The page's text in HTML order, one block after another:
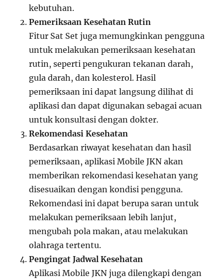
kebutuhan.
Pemeriksaan Kesehatan Rutin
Fitur Sat Set juga memungkinkan pengguna
untuk melakukan pemeriksaan kesehatan
rutin, seperti pengukuran tekanan darah,
gula darah, dan kolesterol. Hasil
pemeriksaan ini dapat langsung dilihat di
aplikasi dan dapat digunakan sebagai acuan
untuk konsultasi dengan dokter.
Rekomendasi Kesehatan
Berdasarkan riwayat kesehatan dan hasil
pemeriksaan, aplikasi Mobile JKN akan
memberikan rekomendasi kesehatan yang
disesuaikan dengan kondisi pengguna.
Rekomendasi ini dapat berupa saran untuk
melakukan pemeriksaan lebih lanjut,
mengubah pola makan, atau melakukan
olahraga tertentu.
Pengingat Jadwal Kesehatan
Aplikasi Mobile JKN juga dilengkapi dengan